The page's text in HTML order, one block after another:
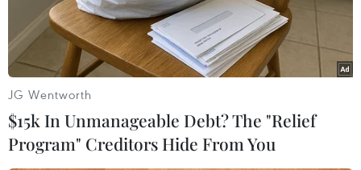
TIN LIÊN QUAN
JG Wentworth
$15k In Unmanageable Debt? The "Relief
Program" Creditors Hide From You